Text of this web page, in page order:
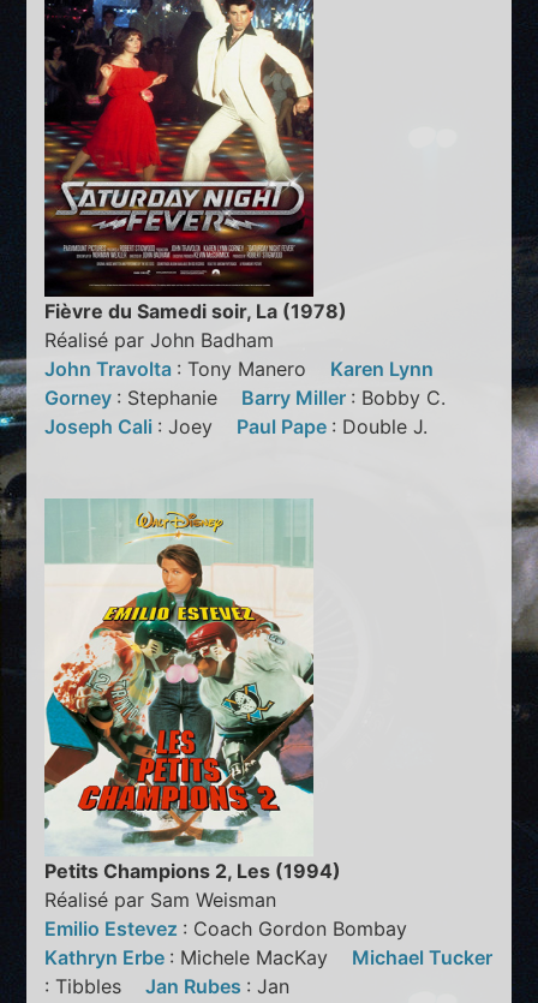
Fièvre du Samedi soir, La (1978)
Réalisé par John Badham
John Travolta : Tony Manero Karen Lynn
Gorney : Stephanie Barry Miller : Bobby C.
Joseph Cali : Joey Paul Pape : Double J.
Petits Champions 2, Les (1994)
Réalisé par Sam Weisman
Emilio Estevez : Coach Gordon Bombay
Kathryn Erbe : Michele MacKay Michael Tucker
: TibblesJan Rubes : Jan